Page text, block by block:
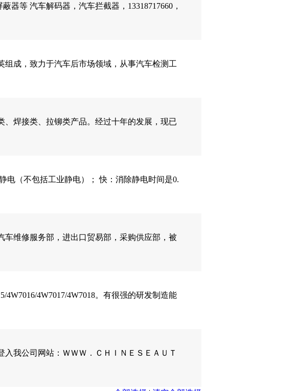
器等 汽车解码器，汽车拦截器，13318717660，
组成，致力于汽车后市场领域，从事汽车检测工
、焊接类、拉铆类产品。经过十年的发展，现已
电（不包括工业静电）； 快：消除静电时间是0.
维修服务部，进出口贸易部，采购供应部，被
4W7016/4W7017/4W7018。有很强的研发制造能
我公司网站：ＷＷＷ．ＣＨＩＮＥＳＥＡＵＴ